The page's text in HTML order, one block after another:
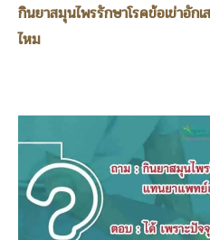
กินยาสมุนไพรรักษาโรคข้อเข่าอั
ไหม